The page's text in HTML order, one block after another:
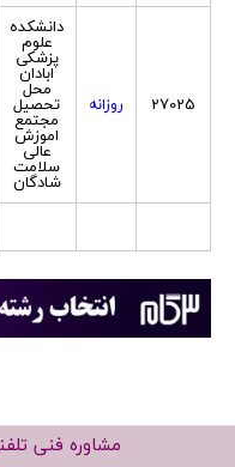
27025 روزانه
دانشکده
علوم
پزشکی
ابادان
محل
تحصیل
مجتمع
اموزش
عالی
سلامت
شادگان
مشاوره فنی